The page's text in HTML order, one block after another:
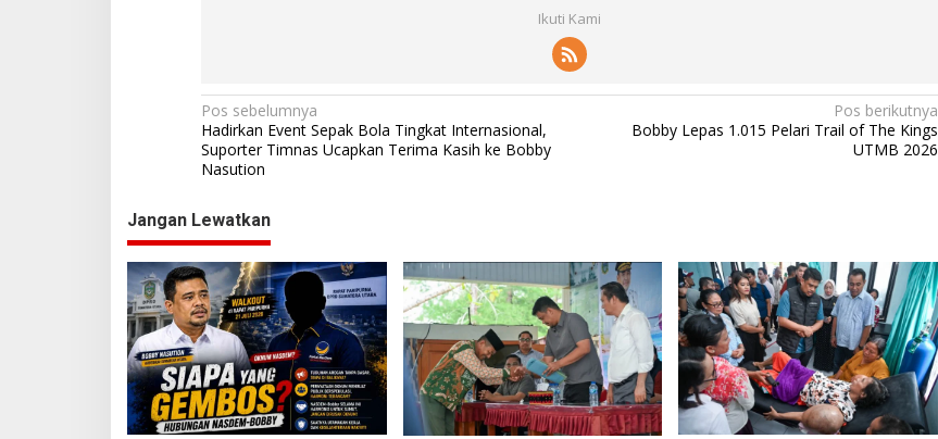
a
s
u
i
n
Ikuti Kami
N
a
v
i
g
a
s
i
p
o
s
Pos sebelumnya
Hadirkan Event Sepak Bola Tingkat Internasional,
Suporter Timnas Ucapkan Terima Kasih ke Bobby
Nasution
Pos berikutnya
Bobby Lepas 1.015 Pelari Trail of The Kings
UTMB 2026
Jangan Lewatkan